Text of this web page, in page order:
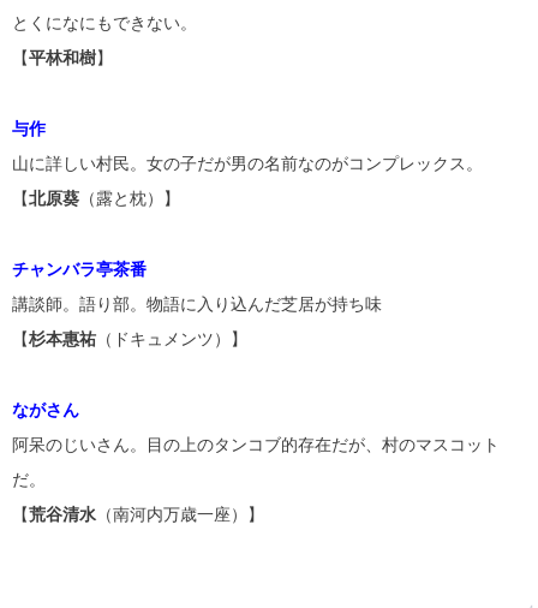
とくになにもできない。
【平林和樹】
与作
山に詳しい村民。女の子だが男の名前なのがコンプレックス。
【北原葵 （露と枕）】
チャンバラ亭茶番
講談師。語り部。物語に入り込んだ芝居が持ち味
【杉本惠祐 （ドキュメンツ）】
ながさん
阿呆のじいさん。目の上のタンコブ的存在だが、村のマスコット
だ。
【荒谷清水 （南河内万歳一座）】